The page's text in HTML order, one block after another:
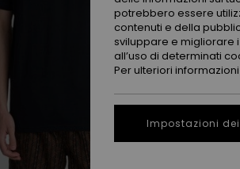
potrebbero essere
contenuti e della
sviluppare e migliorare
all’uso di determinati
Per ulteriori
Impostazioni